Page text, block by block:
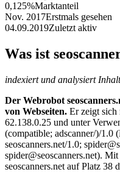
0,125%Marktanteil
Nov. 2017Erstmals gesehen
04.09.2019Zuletzt aktiv
Was ist
indexiert und analysiert
Der Webrobot
von Webseiten. Er zeigt sich
62.138.0.25 und unter
(compatible; adscanner/)/1.0
seoscanners.net/1.0;
spider@seoscanners.net).
seoscanners.net auf Platz 38